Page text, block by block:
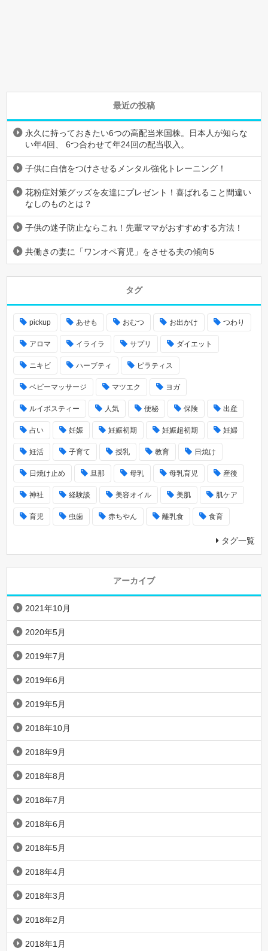
最近の投稿
永久に持っておきたい6つの高配当米国株。日本人が知らな
い年4回、 6つ合わせて年24回の配当収入。
子供に自信をつけさせるメンタル強化トレーニング！
花粉症対策グッズを友達にプレゼント！喜ばれること間違い
なしのものとは？
子供の迷子防止ならこれ！先輩ママがおすすめする方法！
共働きの妻に「ワンオペ育児」をさせる夫の傾向5
タグ
pickup あせも おむつ お出かけ つわり
アロマ イライラ サプリ ダイエット
ニキビ ハーブティ ピラティス
ベビーマッサージ マツエク ヨガ
ルイボスティー 人気 便秘 保険 出産
占い 妊娠 妊娠初期 妊娠超初期 妊婦
妊活 子育て 授乳 教育 日焼け
日焼け止め 旦那 母乳 母乳育児 産後
神社 経験談 美容オイル 美肌 肌ケア
育児 虫歯 赤ちやん 離乳食 食育
タグ一覧
アーカイブ
2021年10月
2020年5月
2019年7月
2019年6月
2019年5月
2018年10月
2018年9月
2018年8月
2018年7月
2018年6月
2018年5月
2018年4月
2018年3月
2018年2月
2018年1月